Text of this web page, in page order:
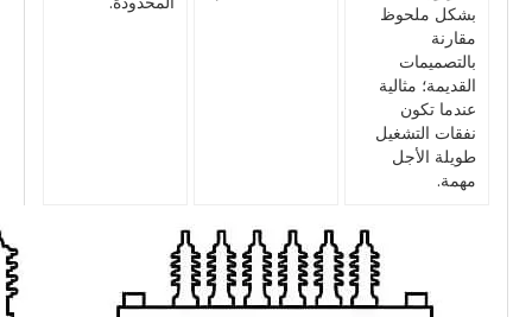
بشكل ملحوظ
مقارنة
بالتصميمات
القديمة؛ مثالية
عندما تكون
نفقات التشغيل
طويلة الأجل
مهمة.